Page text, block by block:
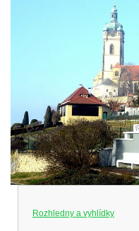
Rozhledny a vyhlídky